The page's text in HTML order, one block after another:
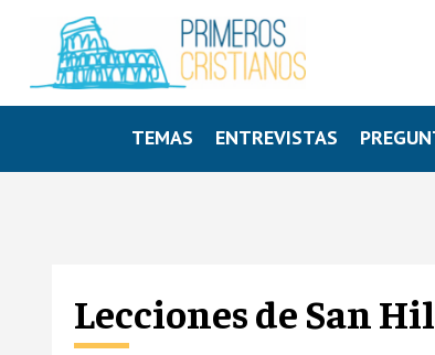
TEMAS ENTREVISTAS
Lecciones de San